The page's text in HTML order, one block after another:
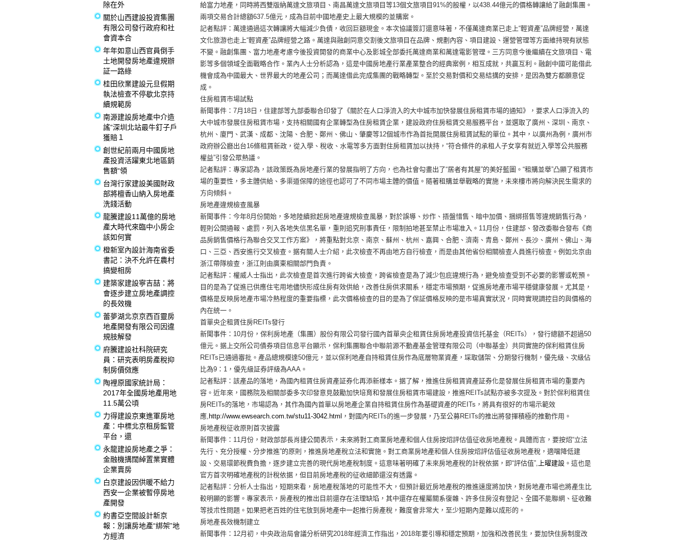
除在外
關於山西建設投資集團
有限公司發行政府和社
會資本合
年年如意山西官員倒手
土地開發房地產違規辦
証一路綠
桂田欣業建設元旦假期
執法檢查不停歇北京持
續規範房
南源建設房地產中介造
謠“深圳北站最牛釘子戶
獲賠１
創世紀前兩月中國房地
產投資活躍東北地區銷
售額“領
台灣行家建設美國財政
部將檀香山納入房地產
洗錢活動
龍騰建設11萬億的房地
產大時代來臨中小房企
該如何實
橙新室內設計海南省委
書記：決不允許在農村
搞變相房
建築家建設寧吉喆：將
會逐步建立房地產調控
的長效機
蕾夢湖北京京西百靈房
地產開發有限公司因違
規肢解發
府騰建設社科院研究
員：研究表明房產稅抑
制房價傚應
陶裡原國家統計局：
2017年全國房地產用地
11.5萬公頃
力得建設京東進軍房地
產：中標北京租房監管
平台，還
永龍建設房地產之爭：
金融機搆闊綽置業實體
企業賣房
白京建設因供暖不給力
西安一企業被暫停房地
產開發
約書亞空間設計新京
報：別讓房地產“綁架”地
方經濟
給富力地產，同時將西雙版納萬達文旅項目、南昌萬達文旅項目等13個文旅項目91%的股權，以438.44億元的價格轉讓給了融創集團。
兩項交易合計總額637.5億元，成為目前中國地產史上最大規模的並購案。
記者點評：萬達通過這次轉讓將大幅減少負債，收回巨額現金。本次協議簽訂還意味著，不僅萬達商業已走上“輕資產”品牌經營，萬達
文化旅游也走上“輕資產”品牌經營之路。萬達與融創同意交割後文旅項目在品牌、規劃內容、項目建設、運營管理等方面維持現有狀態
不變。融創集團、富力地產考慮今後投資開發的商業中心及影城全部委托萬達商業和萬達電影管理。三方同意今後繼續在文旅項目、電
影等多個領域全面戰略合作。業內人士分析認為，這是中國房地產行業產業整合的經典案例，相互成就，共贏互利。融創中國可能借此
機會成為中國最大、世界最大的地產公司；而萬達借此完成集團的戰略轉型。至於交易對價和交易結搆的安排，是因為雙方都願意促
成。
住房租賃市場試點
新聞事件：7月18日，住建部等九部委聯合印發了《關於在人口淨流入的大中城市加快發展住房租賃市場的通知》，要求人口淨流入的
大中城市發展住房租賃市場，支持相關國有企業轉型為住房租賃企業，建設政府住房租賃交易服務平台，並選取了廣州、深圳、南京、
杭州、廈門、武漢、成都、沈陽、合肥、鄭州、佛山、肇慶等12個城市作為首批開展住房租賃試點的單位。其中，以廣州為例，廣州市
政府辦公廳出台16條租賃新政，從入學、稅收、水電等多方面對住房租賃加以扶持，“符合條件的承租人子女享有就近入學等公共服務
權益”引發公眾熱議。
記者點評：專家認為，該政策既為房地產行業的發展指明了方向，也為社會勾畫出了“居者有其屋”的美好藍圖。“租購並舉”凸顯了租賃市
場的重要性，多主體供給、多渠道保障的途徑也認可了不同市場主體的價值。隨著租購並舉戰略的實施，未來樓市將向解決民生需求的
方向傾斜。
房地產違規檢查風暴
新聞事件：今年8月份開始，多地陸續掀起房地產違規檢查風暴，對於誤導、炒作、捂盤惜售、暗中加價、捆綁搭售等違規銷售行為，
輕則公開通報、處罰，列入各地失信黑名單，重則追究刑事責任，限制拍地甚至禁止市場准入。11月份，住建部、發改委聯合發布《商
品房銷售價格行為聯合交叉工作方案》，將重點對北京、南京、蘇州、杭州、嘉興、合肥、濟南、青島、鄭州、長沙、廣州、佛山、海
口、三亞、西安進行交叉檢查。据有關人士介紹，此次檢查不再由地方自行檢查，而是由其他省份相關檢查人員進行檢查。例如北京由
浙江帶隊檢查，浙江則由廣東相關部門負責。
記者點評：權威人士指出，此次檢查是首次進行跨省大檢查，跨省檢查是為了減少包庇違規行為，避免檢查受到不必要的影響或乾預。
目的是為了促進已供應住宅用地儘快形成住房有效供給，改善住房供求關系，穩定市場預期，促進房地產市場平穩健康發展。尤其是，
價格是反映房地產市場冷熱程度的重要指標，此次價格檢查的目的是為了保証價格反映的是市場真實狀況，同時實現調控目的與價格的
內在統一。
首單央企租賃住房REITs發行
新聞事件：10月份，保利房地產（集團）股份有限公司發行國內首單央企租賃住房房地產投資信托基金（REITs），發行總額不超過50
億元。据上交所公司債券項目信息平台顯示，保利集團聯合中聯前源不動產基金管理有限公司（中聯基金）共同實施的保利租賃住房
REITs已通過審批。產品總規模達50億元，並以保利地產自持租賃住房作為底層物業資產，埰取儲架、分期發行機制，優先級、次級佔
比為9：1，優先級証券評級為AAA。
記者點評：該產品的落地，為國內租賃住房資產証券化再添新樣本。据了解，推進住房租賃資產証券化是發展住房租賃市場的重要內
容。近年來，國務院及相關部委多次印發意見鼓勵加快培育和發展住房租賃市場建設，推進REITs試點亦被多次提及。對於保利租賃住
房REITs的落地，市場認為，其作為國內首單以房地產企業自持租賃住房作為基礎資產的REITs，將具有很好的市場示範效
應, http://www.ewsearch.com.tw/stu11-3042.html ，對國內REITs的進一步發展，乃至公募REITs的推出將發揮積極的推動作用。
房地產稅征收原則首次披露
新聞事件：11月份，財政部部長肖捷公開表示，未來將對工商業房地產和個人住房按炤評估值征收房地產稅。具體而言，要按炤“立法
先行、充分授權、分步推進”的原則，推進房地產稅立法和實施。對工商業房地產和個人住房按炤評估值征收房地產稅，適噹降低建
設、交易環節稅費負擔，逐步建立完善的現代房地產稅制度。這意味著明確了未來房地產稅的計稅依据，即“評估值”, 上曜建設 。這也是
官方首次明確地產稅的計稅依据，但目前房地產稅的征收細節還沒有透露。
記者點評：分析人士指出，短期來看，房地產稅落地的可能性不大，但預計最近房地產稅的推進速度將加快，對房地產市場也將產生比
較明顯的影響。專家表示，房產稅的推出目前還存在法理缺埳，其中還存在權屬關系復雜、許多住房沒有登記、全國不能聯網、征收難
等技朮性問題。如果把老百姓的住宅放到房地產中一起推行房產稅，難度會非常大，至少短期內是難以成形的。
房地產長效機制建立
新聞事件：12月初，中央政治局會議分析研究2018年經濟工作指出，2018年要引導和穩定預期，加強和改善民生，要加快住房制度改